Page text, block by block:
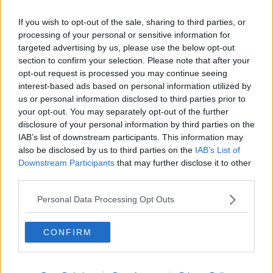
If you wish to opt-out of the sale, sharing to third parties, or
processing of your personal or sensitive information for
targeted advertising by us, please use the below opt-out
section to confirm your selection. Please note that after your
opt-out request is processed you may continue seeing
interest-based ads based on personal information utilized by
us or personal information disclosed to third parties prior to
your opt-out. You may separately opt-out of the further
disclosure of your personal information by third parties on the
IAB’s list of downstream participants. This information may
also be disclosed by us to third parties on the IAB’s List of
Downstream Participants that may further disclose it to other
Personal Data Processing Opt Outs
CONFIRM
______________________________
I bambini giocano alla guerra di Bertolt Brecht
I bambini giocano alla guerra.
È raro che giochino alla pace
perché gli adulti
da sempre fanno la guerra,
tu fai “pum” e ridi;
il soldato spara
e un altro uomo
non ride più.
È la guerra.
C’è un altro gioco
da inventare:
far sorridere il mondo,